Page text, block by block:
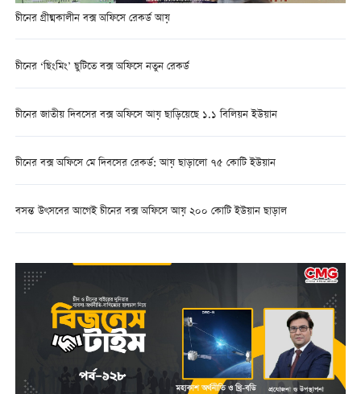
চীনের গ্রীষ্মকালীন বক্স অফিসে রেকর্ড আয়
চীনের ‘ছিংমিং’ ছুটিতে বক্স অফিসে নতুন রেকর্ড
চীনের জাতীয় দিবসের বক্স অফিসে আয় ছাড়িয়েছে ১.১ বিলিয়ন ইউয়ান
চীনের বক্স অফিসে মে দিবসের রেকর্ড: আয় ছাড়ালো ৭৫ কোটি ইউয়ান
বসন্ত উৎসবের আগেই চীনের বক্স অফিসে আয় ২০০ কোটি ইউয়ান ছাড়াল